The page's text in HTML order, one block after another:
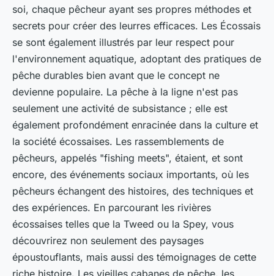
soi, chaque pêcheur ayant ses propres méthodes et
secrets pour créer des leurres efficaces. Les Écossais
se sont également illustrés par leur respect pour
l'environnement aquatique, adoptant des pratiques de
pêche durables bien avant que le concept ne
devienne populaire. La pêche à la ligne n'est pas
seulement une activité de subsistance ; elle est
également profondément enracinée dans la culture et
la société écossaises. Les rassemblements de
pêcheurs, appelés "fishing meets", étaient, et sont
encore, des événements sociaux importants, où les
pêcheurs échangent des histoires, des techniques et
des expériences. En parcourant les rivières
écossaises telles que la Tweed ou la Spey, vous
découvrirez non seulement des paysages
époustouflants, mais aussi des témoignages de cette